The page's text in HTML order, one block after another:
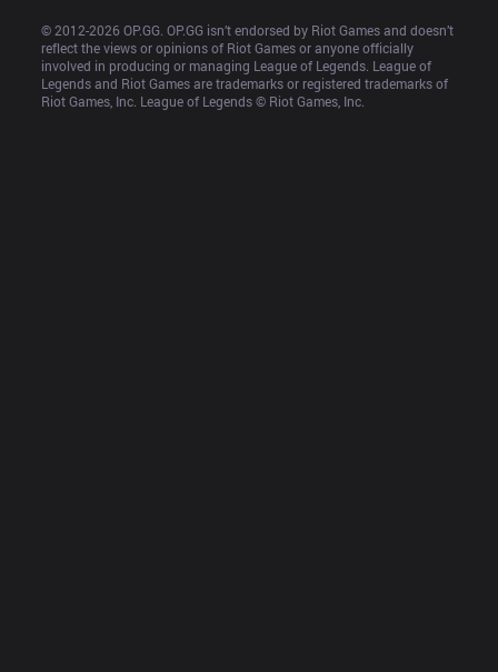
© 2012-2026 OP.GG. OP.GG isn’t endorsed by Riot Games and doesn’t
reflect the views or opinions of Riot Games or anyone officially
involved in producing or managing League of Legends. League of
Legends and Riot Games are trademarks or registered trademarks of
Riot Games, Inc. League of Legends © Riot Games, Inc.